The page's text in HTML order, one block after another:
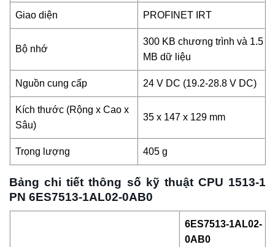
Giao diện PROFINET IRT
Bộ nhớ
300 KB chương trình và 1.5
MB dữ liệu
Nguồn cung cấp 24 V DC (19.2-28.8 V DC)
Kích thước (Rộng x Cao x
Sâu)
35 x 147 x 129 mm
Trọng lượng 405 g
Bảng chi tiết thông số kỹ thuật CPU 1513-1
PN 6ES7513-1AL02-0AB0
6ES7513-1AL02-
0AB0